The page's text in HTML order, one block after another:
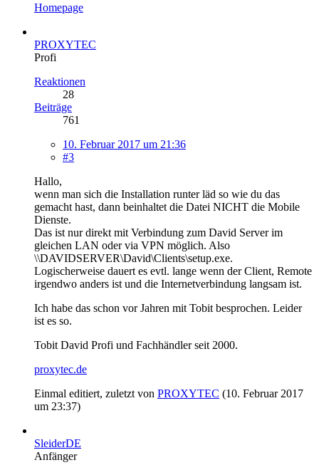
Homepage
PROXYTEC
Profi
Reaktionen
28
Beiträge
761
10. Februar 2017 um 21:36
#3
Hallo,
wenn man sich die Installation runter läd so wie du das
gemacht hast, dann beinhaltet die Datei NICHT die Mobile
Dienste.
Das ist nur direkt mit Verbindung zum David Server im
gleichen LAN oder via VPN möglich. Also
\\DAVIDSERVER\David\Clients\setup.exe.
Logischerweise dauert es evtl. lange wenn der Client, Remote
irgendwo anders ist und die Internetverbindung langsam ist.
Ich habe das schon vor Jahren mit Tobit besprochen. Leider
ist es so.
Tobit David Profi und Fachhändler seit 2000.
proxytec.de
Einmal editiert, zuletzt von PROXYTEC (10. Februar 2017
um 23:37)
SleiderDE
Anfänger